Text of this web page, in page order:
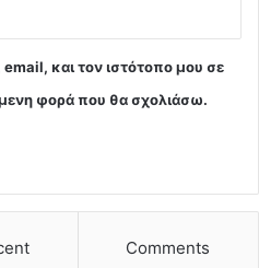
και τον ιστότοπο μου σε
φορά που θα σχολιάσω.
Comments